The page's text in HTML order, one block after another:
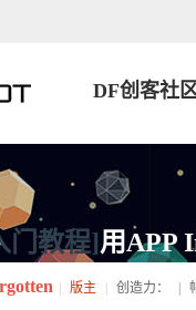
DF创客社
门教程]用APP
版主 创造力：